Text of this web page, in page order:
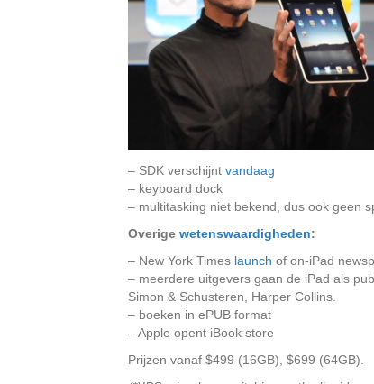
– SDK verschijnt vandaag
– keyboard dock
– multitasking niet bekend, dus ook geen
Overige wetenswaardigheden:
– New York Times launch of on-iPad
– meerdere uitgevers gaan de iPad als
Simon & Schusteren, Harper Collins.
– boeken in ePUB format
– Apple opent iBook store
Prijzen vanaf $499 (16GB), $699 (64GB).